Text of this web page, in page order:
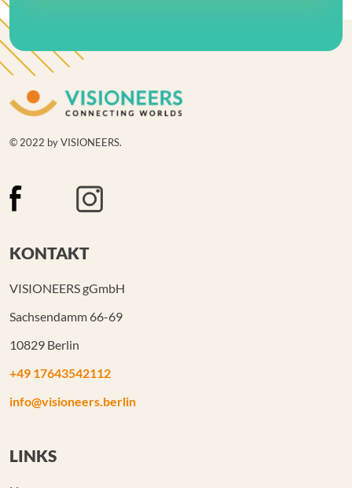
© 2022 by VISIONEERS.
KONTAKT
VISIONEERS gGmbH
Sachsendamm 66-69
10829 Berlin
+49 17643542112
info@visioneers.berlin
LINKS